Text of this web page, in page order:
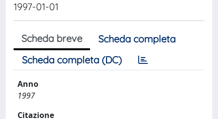
1997-01-01
Scheda breve
Scheda completa
Scheda completa (DC)
Anno
1997
Citazione